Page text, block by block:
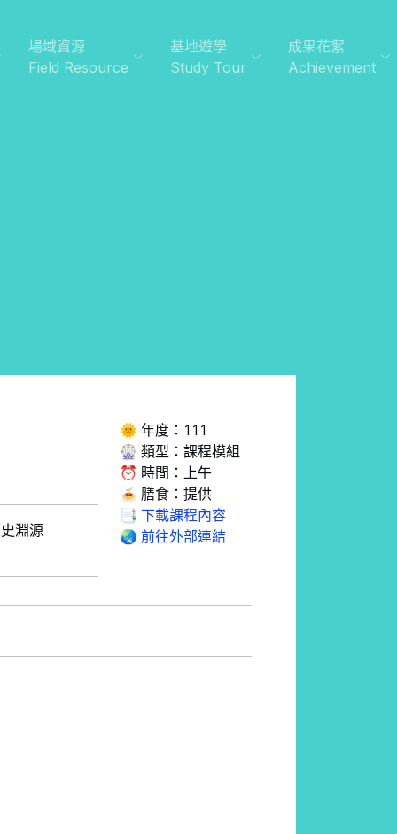
場域資源
Field Resource
基地遊學
Study Tour
成果花絮
Achievement
淵源
🌞 年度：111
🎡 類型：課程模組
⏰ 時間：上午
🍝 膳食：提供
📑 下載課程內容
🌏 前往外部連結